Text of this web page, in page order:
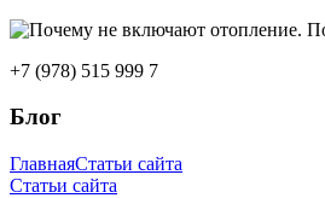
+7 (978) 515 999 7
Блог
ГлавнаяСтатьи сайта
Статьи сайта